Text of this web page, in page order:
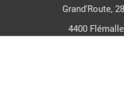
Grand'Route,
4400 Flémalle